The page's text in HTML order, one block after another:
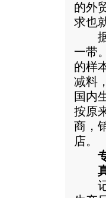
的外
求也
据
一带
的样
减料
国内
按原
商，
店。
记